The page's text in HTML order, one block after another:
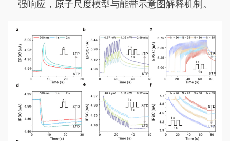
强响应，原子尺度模型与能带示意图解释机制。